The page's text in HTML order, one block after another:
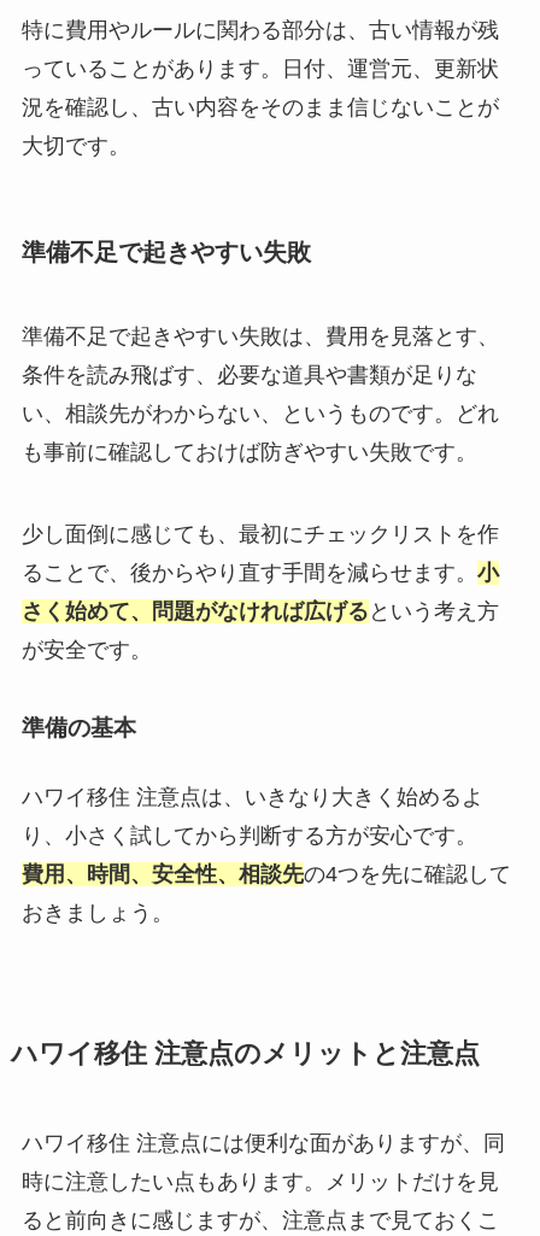
特に費用やルールに関わる部分は、古い情報が残
っていることがあります。日付、運営元、更新状
況を確認し、古い内容をそのまま信じないことが
大切です。
準備不足で起きやすい失敗
準備不足で起きやすい失敗は、費用を見落とす、
条件を読み飛ばす、必要な道具や書類が足りな
い、相談先がわからない、というものです。どれ
も事前に確認しておけば防ぎやすい失敗です。
少し面倒に感じても、最初にチェックリストを作
ることで、後からやり直す手間を減らせます。 小
さく始めて、問題がなければ広げる という考え方
が安全です。
準備の基本
ハワイ移住 注意点は、いきなり大きく始めるよ
り、小さく試してから判断する方が安心です。
費用、時間、安全性、相談先の4つを先に確認して
おきましょう。
ハワイ移住 注意点のメリットと注意点
ハワイ移住 注意点には便利な面がありますが、同
時に注意したい点もあります。メリットだけを見
ると前向きに感じますが、注意点まで見ておくこ